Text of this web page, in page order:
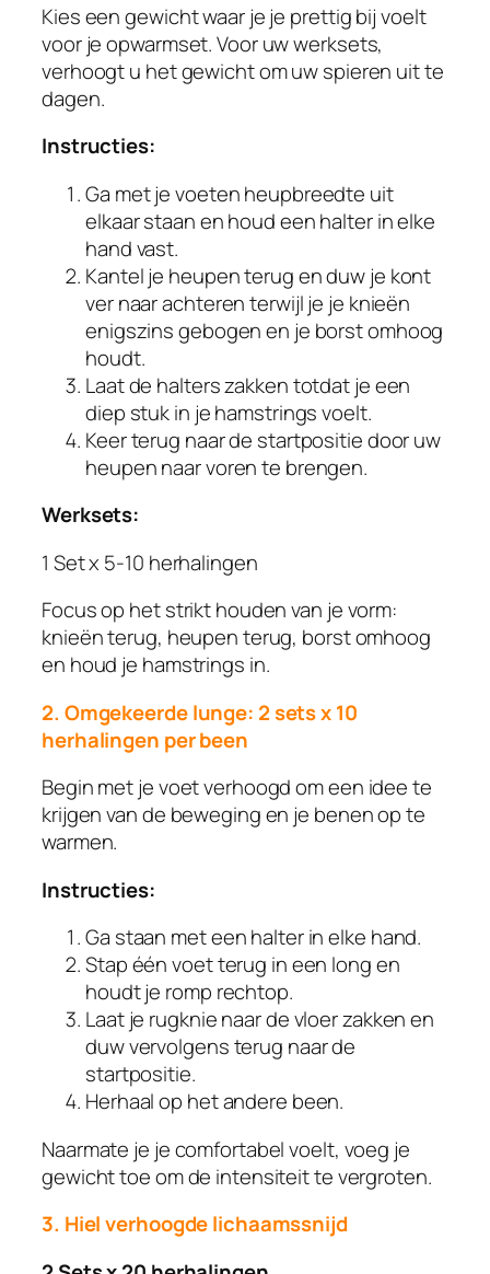
Kies een gewicht waar je je prettig bij voelt
voor je opwarmset. Voor uw werksets,
verhoogt u het gewicht om uw spieren uit te
dagen.
Instructies:
Ga met je voeten heupbreedte uit
elkaar staan ​​en houd een halter in elke
hand vast.
Kantel je heupen terug en duw je kont
ver naar achteren terwijl je je knieën
enigszins gebogen en je borst omhoog
houdt.
Laat de halters zakken totdat je een
diep stuk in je hamstrings voelt.
Keer terug naar de startpositie door uw
heupen naar voren te brengen.
Werksets:
1 Set x 5-10 herhalingen
Focus op het strikt houden van je vorm:
knieën terug, heupen terug, borst omhoog
en houd je hamstrings in.
2. Omgekeerde lunge: 2 sets x 10
herhalingen per been
Begin met je voet verhoogd om een ​​idee te
krijgen van de beweging en je benen op te
warmen.
Instructies:
Ga staan ​​met een halter in elke hand.
Stap één voet terug in een long en
houdt je romp rechtop.
Laat je rugknie naar de vloer zakken en
duw vervolgens terug naar de
startpositie.
Herhaal op het andere been.
Naarmate je je comfortabel voelt, voeg je
gewicht toe om de intensiteit te vergroten.
3. Hiel verhoogde lichaamssnijd